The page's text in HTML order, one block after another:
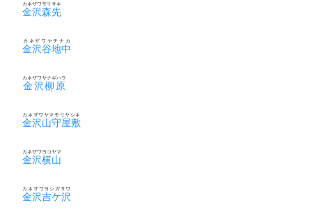
金沢森先
カネザワモリサキ
金沢谷地中
カネザワヤチナカ
金沢柳原
カネザワヤナギハラ
金沢山守屋敷
カネザワヤマモリヤシキ
金沢横山
カネザワヨコヤマ
金沢吉ケ沢
カネザワヨシガサワ